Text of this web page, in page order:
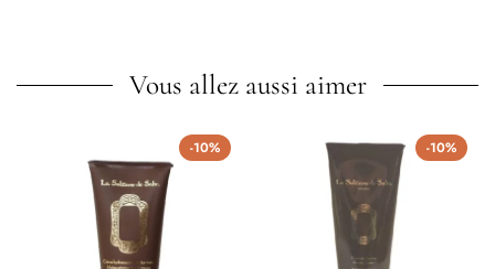
Vous allez aussi aimer
-10% -10%